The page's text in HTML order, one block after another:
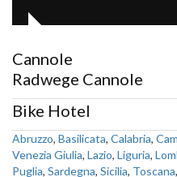
Cannole
Radwege Cannole
Bike Hotel
Abruzzo, Basilicata, Calabria,
Venezia Giulia, Lazio, Liguria,
Puglia, Sardegna, Sicilia, Toscana,